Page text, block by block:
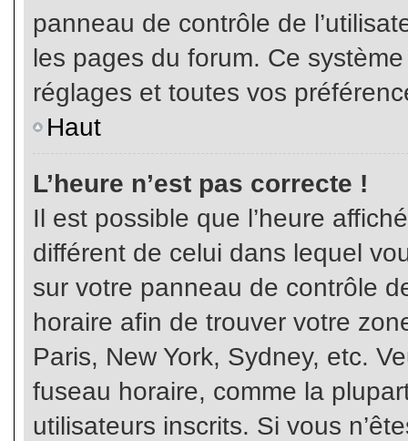
panneau de contrôle de
les pages du forum. Ce
réglages et toutes vos
Haut
L’heure n’est pas correcte !
Il est possible que l’heure
différent de celui dans lequel
sur votre panneau de contrôle
horaire afin de trouver votre
Paris, New York, Sydney, etc.
fuseau horaire, comme la
utilisateurs inscrits. Si vous